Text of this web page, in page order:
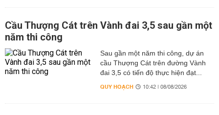
Cầu Thượng Cát trên Vành đai 3,5 sau gần một
năm thi công
Sau gần một năm thi công, dự án
cầu Thượng Cát trên đường Vành
đai 3,5 có tiến độ thực hiện đạt...
QUY HOẠCH 10:42 | 08/08/2026